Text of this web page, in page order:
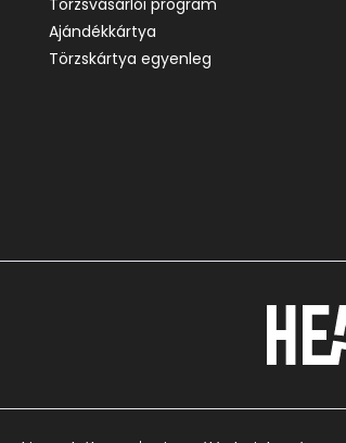
Ajándékkártya
Törzskártya egyenleg